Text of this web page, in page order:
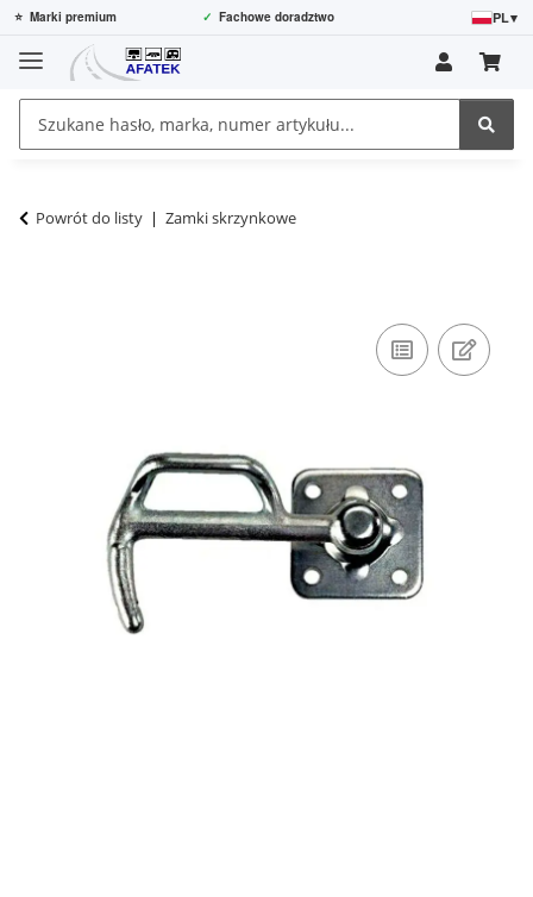
⭐ Marki premium ✓ Fachowe doradztwo PL▾
Powrót do listy Zamki skrzynkowe